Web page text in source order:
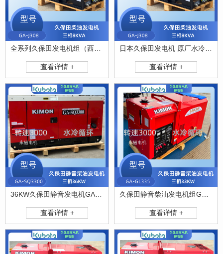
查看详情 + 查看详情 +
查看详情 + 查看详情 +